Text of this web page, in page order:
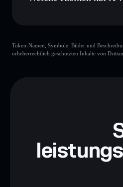
Token-Namen, Symbole, Bilder und
urheberrechtlich geschützten Inhalte von